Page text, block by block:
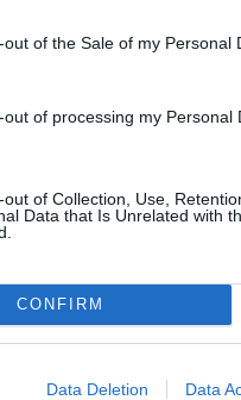
of the Sale of my Personal
of processing my Personal
of Collection, Use,
Data that Is Unrelated with
CONFIRM
Data Deletion Data